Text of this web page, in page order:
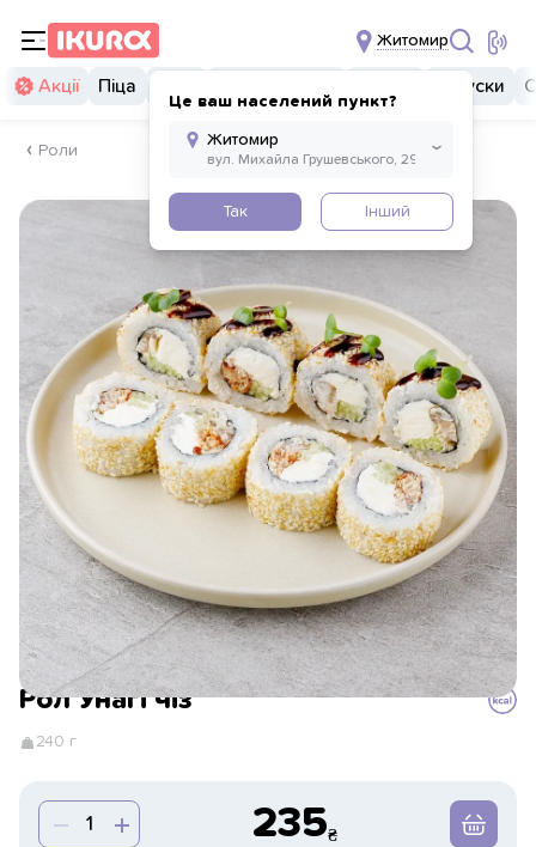
Житомир
Це ваш населений пункт?
Так Інший
Акції Піца Закуски
Роли
Рол Унагі чіз
240 г
235